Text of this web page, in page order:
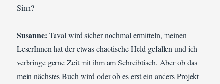
Sinn?
Susanne: Taval wird sicher nochmal ermitteln, meinen
LeserInnen hat der etwas chaotische Held gefallen und ich
verbringe gerne Zeit mit ihm am Schreibtisch. Aber ob das
mein nächstes Buch wird oder ob es erst ein anders Projekt